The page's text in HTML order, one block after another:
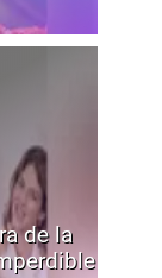
de la